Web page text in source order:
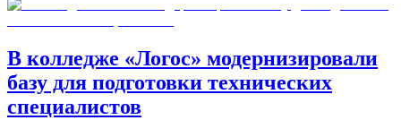
В колледже «Логос» модернизировали
базу для подготовки технических
специалистов